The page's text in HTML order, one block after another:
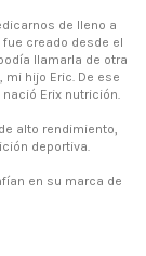
de lleno a
creado desde el
llamarla de otra
hijo Eric. De ese
Erix nutrición.
alto rendimiento,
deportiva.
en su marca de